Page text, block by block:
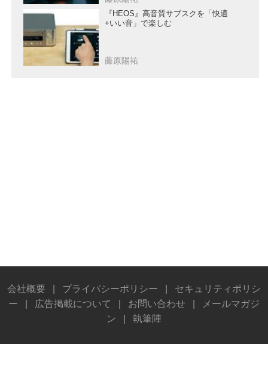
『HEOS』高音質サブスクを「快適
+いい音」で楽しむ
藤原陽祐
会社概要 プライバシーポリシー
セキュリティポリシ
ー
広告掲載について お問い合わせ
メールマガジ
ン
執筆陣